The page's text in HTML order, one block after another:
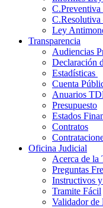
Ley
Transparencia
Audiencias
Declaración
Estadísticas
Cuenta
Anuarios
Presupuesto
Estados
Contratos
Oficina Judicial
Acerca de la
Preguntas
Instructivos
Tramite Fácil
Validador de